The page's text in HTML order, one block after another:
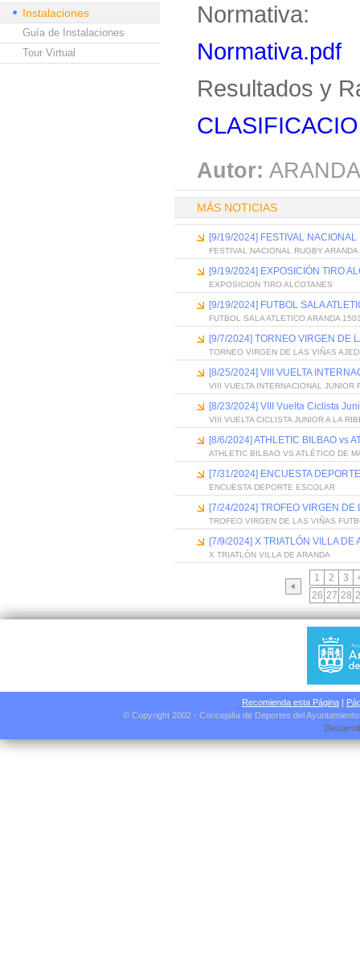
Instalaciones
Guía de Instalaciones
Tour Virtual
Normativa:
Normativa.pdf
Resultados y
Autor:
MÁS NOTICIAS
[9/19/2024] FESTIVAL
FESTIVAL NACIONAL RUGBY
[9/19/2024] EXPOSICIÓN TIRO
EXPOSICION TIRO ALCOTANES
[9/19/2024] FUTBOL SALA
FUTBOL SALA ATLETICO ARANDA
[9/7/2024] TORNEO VIRGEN DE
TORNEO VIRGEN DE LAS VIÑAS
[8/25/2024] VIII VUELTA
VIII VUELTA INTERNACIONAL JUNIOR
[8/23/2024] VIII Vuelta Ciclista
VIII VUELTA CICLISTA JUNIOR A LA
[8/6/2024] ATHLETIC BILBAO vs
ATHLETIC BILBAO VS ATLÉTICO DE
[7/31/2024] ENCUESTA
ENCUESTA DEPORTE ESCOLAR
[7/24/2024] TROFEO VIRGEN
TROFEO VIRGEN DE LAS VIÑAS
[7/9/2024] X TRIATLÓN VILLA DE
X TRIATLÓN VILLA DE ARANDA
1 2 3
26 27 28
Recomienda esta Página |
© Copyright 2002 - Concejalía de Deportes del